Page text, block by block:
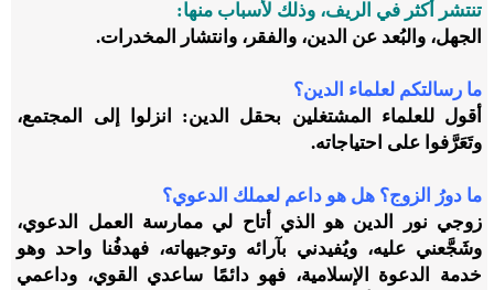
تنتشر أكثر في الريف، وذلك لأسباب منها:
الجهل، والبُعد عن الدين، والفقر، وانتشار المخدرات.
ما رسالتكم لعلماء الدين؟
أقول للعلماء المشتغلين بحقل الدين: انزلوا إلى المجتمع،
وتَعَرَّفوا على احتياجاته.
ما دورُ الزوج؟ هل هو داعم لعملك الدعوي؟
زوجي نور الدين هو الذي أتاح لي ممارسة العمل الدعوي،
وشَجَّعني عليه، ويُفيدني بآرائه وتوجيهاته، فهدفُنا واحد وهو
خدمة الدعوة الإسلامية، فهو دائمًا ساعدي القوي، وداعمي